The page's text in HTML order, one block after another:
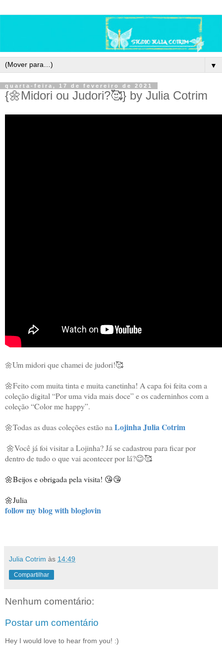
▼
quarta-feira, 17 de fevereiro de 2021
{🌼Midori ou Judori?🥰} by Julia Cotrim
🌼Um midori que chamei de judori!🥰
🌼Feito com muita tinta e muita canetinha! A capa foi feita com a
coleção digital “Por uma vida mais doce” e os caderninhos com a
coleção “Color me happy”.
🌼Todas as duas coleções estão na Lojinha Julia Cotrim
🌼Você já foi visitar a Lojinha? Já se cadastrou para ficar por
dentro de tudo o que vai acontecer por lá?😉🥰
🌼Beijos e obrigada pela visita! 😘😘
🌼Julia
follow my blog with bloglovin
Julia Cotrim às 14:49
Compartilhar
Nenhum comentário:
Postar um comentário
Hey I would love to hear from you! :)